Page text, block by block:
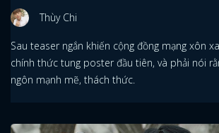
Thùy Chi
Sau teaser ngắn khiến cộng đồng mạng xôn
chính thức tung poster đầu tiên, và phải nói
ngôn mạnh mẽ, thách thức.